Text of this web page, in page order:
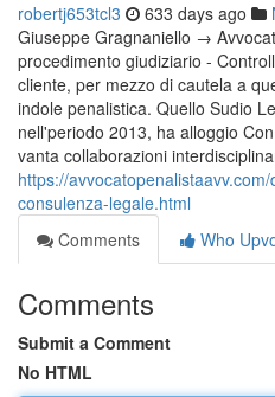
robertj653tcl3 633 days ago
Giuseppe Gragnaniello →
procedimento giudiziario -
cliente, per mezzo di cautela a
indole penalistica. Quello Sudio
nell'periodo 2013, ha alloggio
vanta collaborazioni
https://
consulenza-legale.html
Comments
Who
Comments
Submit a Comment
No HTML